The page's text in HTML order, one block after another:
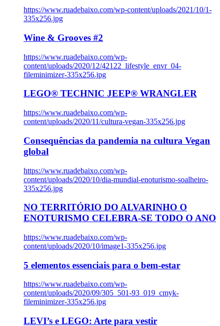
https://www.ruadebaixo.com/wp-content/uploads/2021/10/1-
335x256.jpg
Wine & Grooves #2
https://www.ruadebaixo.com/wp-
content/uploads/2020/12/42122_lifestyle_envr_04-
fileminimizer-335x256.jpg
LEGO® TECHNIC JEEP® WRANGLER
https://www.ruadebaixo.com/wp-
content/uploads/2020/11/cultura-vegan-335x256.jpg
Consequências da pandemia na cultura Vegan
global
https://www.ruadebaixo.com/wp-
content/uploads/2020/10/dia-mundial-enoturismo-soalheiro-
335x256.jpg
NO TERRITÓRIO DO ALVARINHO O
ENOTURISMO CELEBRA-SE TODO O ANO
https://www.ruadebaixo.com/wp-
content/uploads/2020/10/image1-335x256.jpg
5 elementos essenciais para o bem-estar
https://www.ruadebaixo.com/wp-
content/uploads/2020/09/305_501-93_019_cmyk-
fileminimizer-335x256.jpg
LEVI’s e LEGO: Arte para vestir